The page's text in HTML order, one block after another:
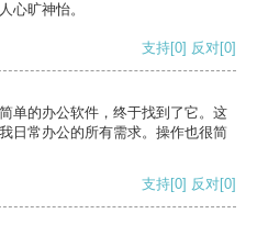
心旷神怡。
支持[0] 反对[0]
单的办公软件，终于找到了它。这
日常办公的所有需求。操作也很简
支持[0] 反对[0]